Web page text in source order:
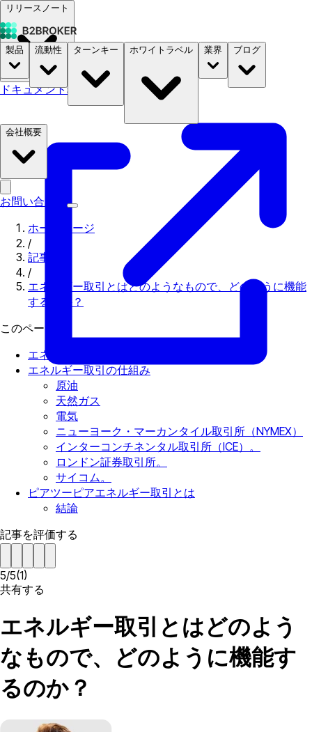
リリースノート
ドキュメント料金 B2STORE
製品 流動性 ターンキー ホワイトラベル 業界 ブログ
会社概要
お問い合わせ
ホームページ
/
記事
/
エネルギー取引とはどのようなもので、どのように機能
するのか？
このページで
エネルギー取引とは
エネルギー取引の仕組み
原油
天然ガス
電気
ニューヨーク・マーカンタイル取引所（NYMEX）
インターコンチネンタル取引所（ICE）。
ロンドン証券取引所。
サイコム。
ピアツーピアエネルギー取引とは
結論
記事を評価する
5/5(1)
共有する
エネルギー取引とはどのよう
なもので、どのように機能す
るのか？